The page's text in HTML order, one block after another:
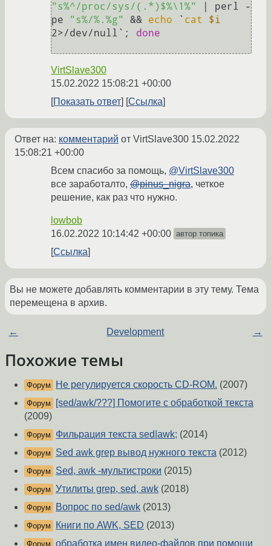
"s%^/proc/sys/(.*)$%\1%"
| perl -
pe
"s%/%.%g" && echo ` cat
$i
2>/dev/null`; done
VirtSlave300
15.02.2022 15:08:21 +00:00
Показать ответ
Ссылка
Ответ на: комментарий от VirtSlave300 15.02.2022
15:08:21 +00:00
Всем спасибо за помощь, @VirtSlave300
все заработалто, @pinus_nigra, четкое
решение, как раз что нужно.
lowbob
16.02.2022 10:14:42 +00:00 автор топика
Ссылка
Вы не можете добавлять комментарии в эту тему. Тема
перемещена в архив.
← Development →
Похожие темы
Форум Не регулируется скорость CD-ROM. (2007)
Форум
[sed/awk/???] Помогите с обработкой текста
(2009)
Форум Фильрация текста sed|awk; (2014)
Форум Sed awk grep вывод нужного текста (2012)
Форум Sed, awk -мультистроки (2015)
Форум Утилиты grep, sed, awk (2018)
Форум Вопрос по sed/awk (2013)
Форум Книги по AWK, SED (2013)
Форум обработка имен видео-файлов при помощи